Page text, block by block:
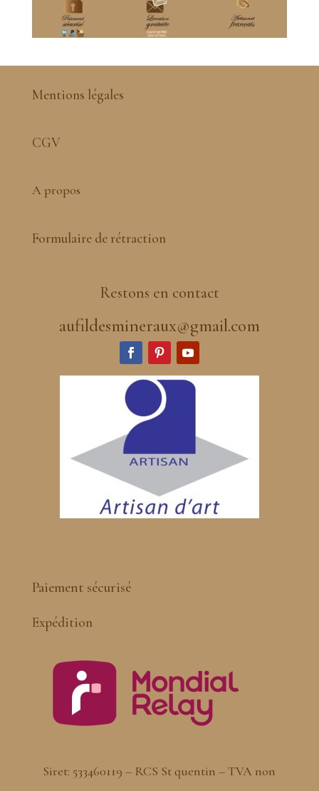
Mentions légales
CGV
A propos
Formulaire de rétraction
Restons en contact
aufildesmineraux@gmail.com
Paiement sécurisé
Expédition
Siret: 533460119 – RCS St quentin – TVA non